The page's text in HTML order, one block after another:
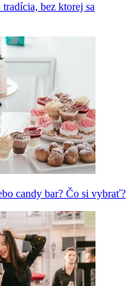
bez ktorej sa
candy bar? Čo si vybrať?